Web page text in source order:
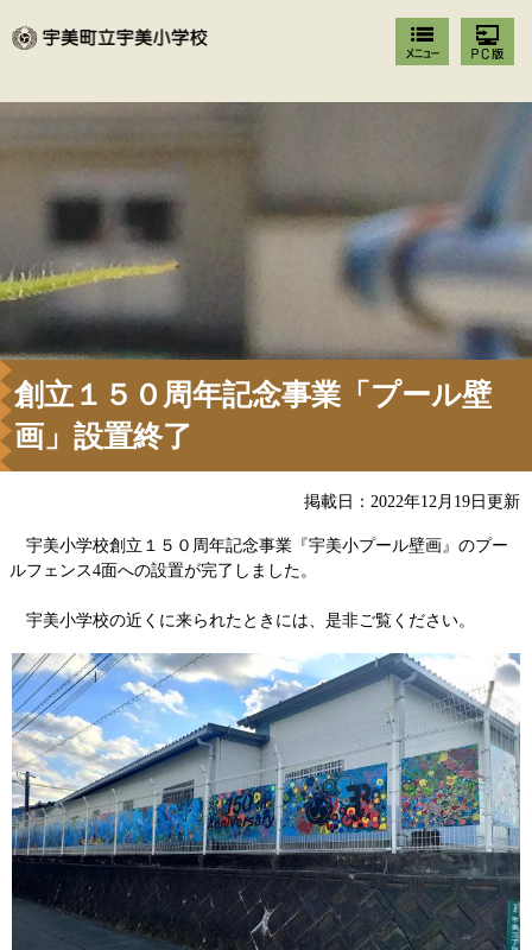
創立１５０周年記念事業「プール壁
画」設置終了
掲載日：2022年12月19日更新
宇美小学校創立１５０周年記念事業『宇美小プール壁画』のプー
ルフェンス4面への設置が完了しました。
宇美小学校の近くに来られたときには、是非ご覧ください。